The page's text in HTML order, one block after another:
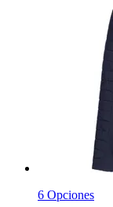
6 Opciones